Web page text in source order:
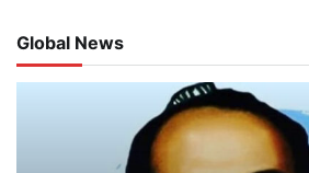
Global News